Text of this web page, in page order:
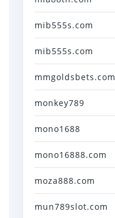
mib555s.com
mib555s.com
mmgoldsbets.com
monkey789
mono1688
mono16888.com
moza888.com
mun789slot.com